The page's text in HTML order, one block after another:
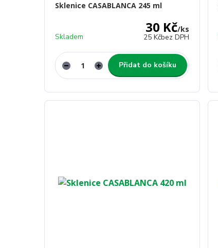
Sklenice CASABLANCA 245 ml
30 Kč/ks
25 Kčbez DPH
Skladem
Přidat do košíku